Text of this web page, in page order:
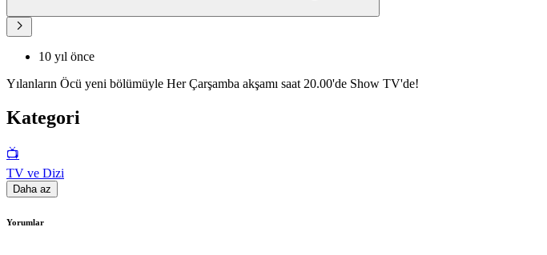
10 yıl önce
Yılanların Öcü yeni bölümüyle Her Çarşamba akşamı saat 20.00'de Show TV'de!
Kategori
📺
TV ve Dizi
Daha az
Yorumlar